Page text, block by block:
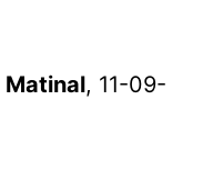
Matinal, 11-09-